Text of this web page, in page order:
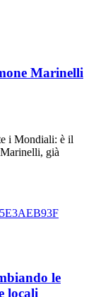
Marinelli
i Mondiali: è il
già
le
locali